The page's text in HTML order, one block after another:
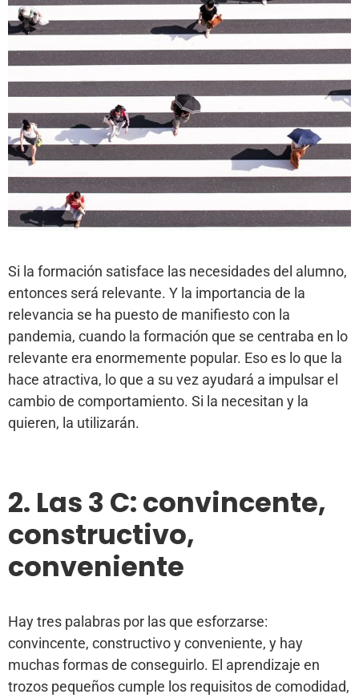
Si la formación satisface las necesidades del alumno,
entonces será relevante. Y la importancia de la
relevancia se ha puesto de manifiesto con la
pandemia, cuando la formación que se centraba en lo
relevante era enormemente popular. Eso es lo que la
hace atractiva, lo que a su vez ayudará a impulsar el
cambio de comportamiento. Si la necesitan y la
quieren, la utilizarán.
2. Las 3 C: convincente,
constructivo,
conveniente
Hay tres palabras por las que esforzarse:
convincente, constructivo y conveniente, y hay
muchas formas de conseguirlo. El aprendizaje en
trozos pequeños cumple los requisitos de comodidad,